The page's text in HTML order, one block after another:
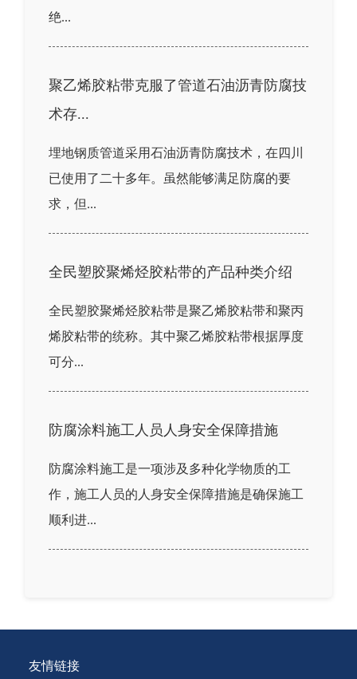
绝...
聚乙烯胶粘带克服了管道石油沥青防腐技
术存...
埋地钢质管道采用石油沥青防腐技术，在四川
已使用了二十多年。虽然能够满足防腐的要
求，但...
全民塑胶聚烯烃胶粘带的产品种类介绍
全民塑胶聚烯烃胶粘带是聚乙烯胶粘带和聚丙
烯胶粘带的统称。其中聚乙烯胶粘带根据厚度
可分...
防腐涂料施工人员人身安全保障措施
防腐涂料施工是一项涉及多种化学物质的工
作，施工人员的人身安全保障措施是确保施工
顺利进...
友情链接